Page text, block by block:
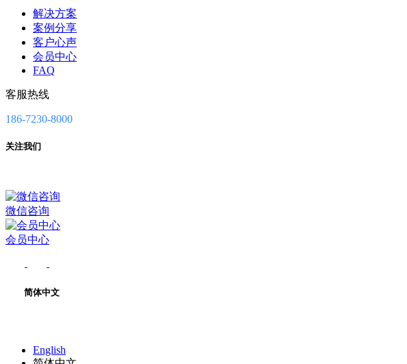
解决方案
案例分享
客户心声
会员中心
FAQ
客服热线
186-7230-8000
关注我们
微信咨询
会员中心
简体中文
English